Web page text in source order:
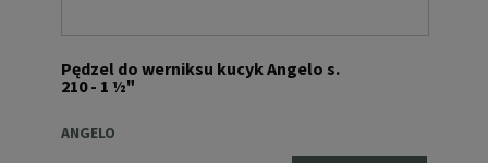
Pędzel do werniksu kucyk Angelo s.
210 - 1 ½"
ANGELO